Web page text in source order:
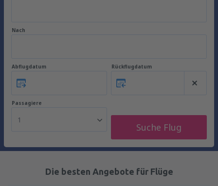
Nach
Abflugdatum Rückflugdatum
Passagiere
1
Suche Flug
Die besten Angebote für Flüge